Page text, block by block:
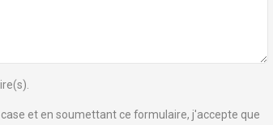
et en soumettant ce formulaire, j'accepte que